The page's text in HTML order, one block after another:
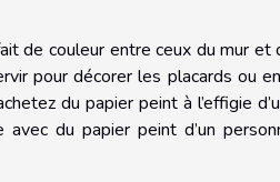
de couleur entre ceux du mur et
pour décorer les placards ou
du papier peint à l’effigie
du papier peint d’un